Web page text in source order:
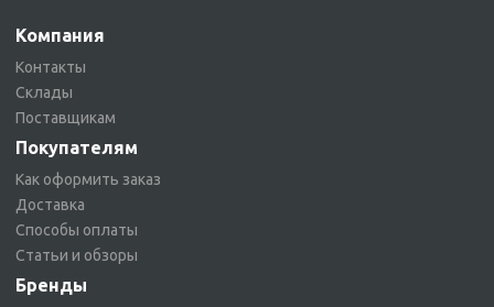
Компания
Контакты
Склады
Поставщикам
Покупателям
Как оформить заказ
Доставка
Способы оплаты
Статьи и обзоры
Бренды